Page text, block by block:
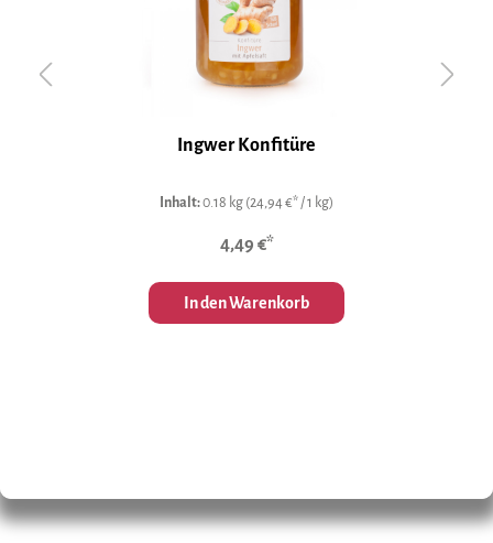
Ingwer Konfitüre
Inhalt:0.18 kg (24,94 €* / 1 kg)
4,49 €*
In den Warenkorb